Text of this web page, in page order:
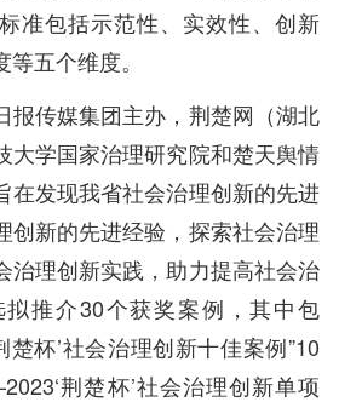
准包括示范性、实效性、创新
五个维度。
报传媒集团主办，荆楚网（湖北
大学国家治理研究院和楚天舆情
在发现我省社会治理创新的先进
创新的先进经验，探索社会治理
治理创新实践，助力提高社会治
推介30个获奖案例，其中包
杯’社会治理创新十佳案例”10
荆楚杯’社会治理创新单项